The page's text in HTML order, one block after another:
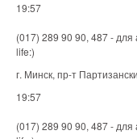
19:57
(017) 289 90 90, 487 -
life:)
г. Минск, пр-т
19:57
(017) 289 90 90, 487 -